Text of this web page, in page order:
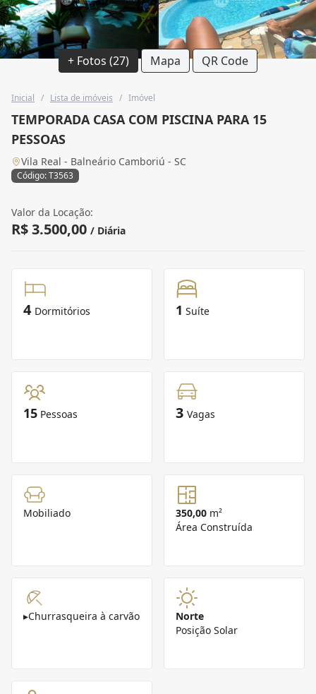
+ Fotos (27) Mapa QR Code
Inicial / Lista de imóveis / Imóvel
TEMPORADA CASA COM PISCINA PARA 15
PESSOAS
Vila Real - Balneário Camboriú - SC
Código: T3563
Valor da Locação:
R$ 3.500,00 / Diária
4 Dormitórios 1 Suíte
15 Pessoas 3 Vagas
Mobiliado 350,00 m²
Área Construída
▸Churrasqueira à carvão
Norte
Posição Solar